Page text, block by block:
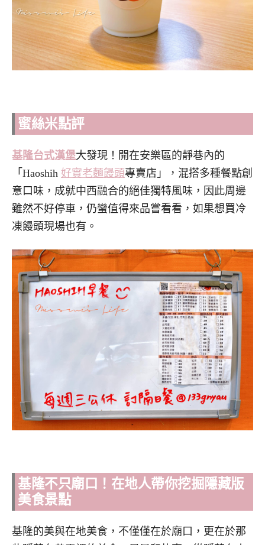
蜜絲米點評
基隆台式漢堡大發現！開在安樂區的靜巷內的
「Haoshih 好實老麵饅頭專賣店」，混搭多種餐點創
意口味，成就中西融合的絕佳獨特風味，因此周邊
雖然不好停車，仍蠻值得來品嘗看看，如果想買冷
凍饅頭現場也有。
基隆不只廟口！在地人帶你挖掘隱藏版
美食景點
基隆的美與在地美食，不僅僅在於廟口，更在於那